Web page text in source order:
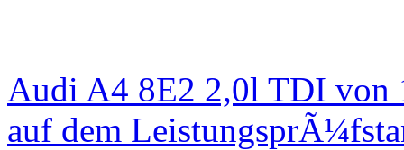
Audi A4 8E2 2,0l TDI von
auf dem